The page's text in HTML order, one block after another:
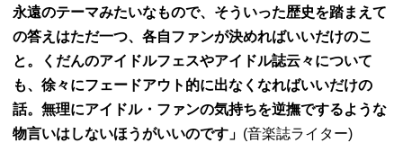
永遠のテーマみたいなもので、そういった歴史を踏まえて
の答えはただ一つ、各自ファンが決めればいいだけのこ
と。くだんのアイドルフェスやアイドル誌云々について
も、徐々にフェードアウト的に出なくなればいいだけの
話。無理にアイドル・ファンの気持ちを逆撫でするような
物言いはしないほうがいいのです」 (音楽誌ライター)